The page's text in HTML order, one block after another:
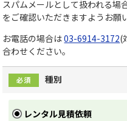
スパムメールとして扱われる場
をご確認いただきますようお願
お電話の場合は03-6914-3172(
合わせください。
必須 種別
レンタル見積依頼